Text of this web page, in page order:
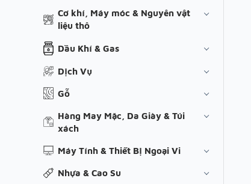
Cơ khí, Máy móc & Nguyên vật
liệu thô
Dầu Khí & Gas
Dịch Vụ
Gỗ
Hàng May Mặc, Da Giày & Túi
xách
Máy Tính & Thiết Bị Ngoại Vi
Nhựa & Cao Su